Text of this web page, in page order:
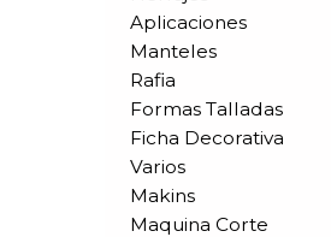
Aplicaciones
Manteles
Rafia
Formas Talladas
Ficha Decorativa
Varios
Makins
Maquina Corte